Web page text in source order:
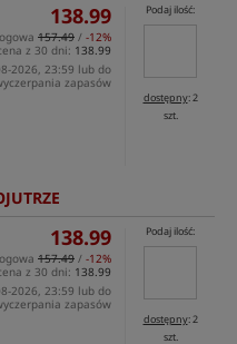
138.99
157.49 / -12%
z 30 dni: 138.99
2026, 23:59 lub do
zapasów
Podaj ilość:
dostępny: 2
szt.
138.99
157.49 / -12%
z 30 dni: 138.99
2026, 23:59 lub do
zapasów
Podaj ilość:
dostępny: 2
szt.